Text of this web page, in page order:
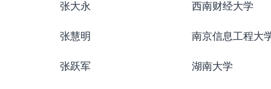
张大永 西南财经大学
张慧明 南京信息工程大
张跃军 湖南大学